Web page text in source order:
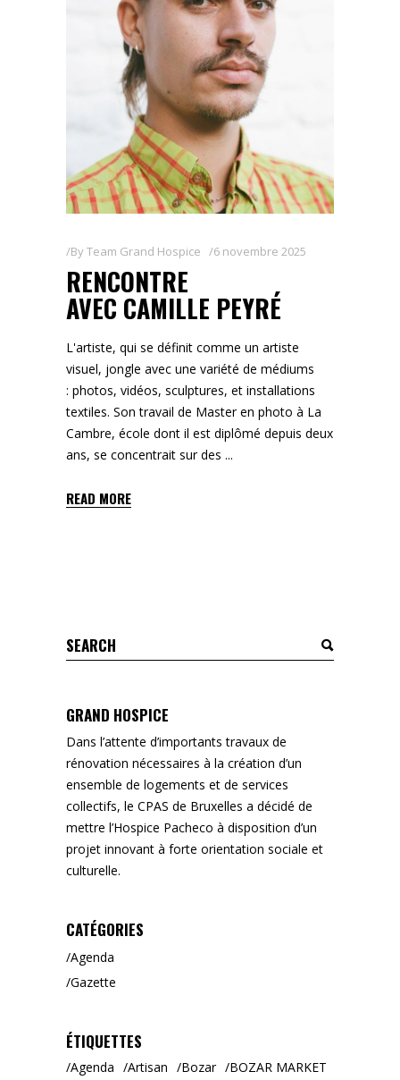
ByTeam Grand Hospice 6 novembre 2025
RENCONTRE
AVEC CAMILLE PEYRÉ
L'artiste, qui se définit comme un artiste
visuel, jongle avec une variété de médiums
: photos, vidéos, sculptures, et installations
textiles. Son travail de Master en photo à La
Cambre, école dont il est diplômé depuis deux
ans, se concentrait sur des
READ MORE
Search
for:
GRAND HOSPICE
Dans l’attente d’importants travaux de
rénovation nécessaires à la création d’un
ensemble de logements et de services
collectifs, le CPAS de Bruxelles a décidé de
mettre l’Hospice Pacheco à disposition d’un
projet innovant à forte orientation sociale et
culturelle.
CATÉGORIES
Agenda
Gazette
ÉTIQUETTES
Agenda Artisan Bozar
BOZAR MARKET